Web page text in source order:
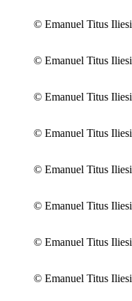
© Emanuel Titus Iliesi
© Emanuel Titus Iliesi
© Emanuel Titus Iliesi
© Emanuel Titus Iliesi
© Emanuel Titus Iliesi
© Emanuel Titus Iliesi
© Emanuel Titus Iliesi
© Emanuel Titus Iliesi